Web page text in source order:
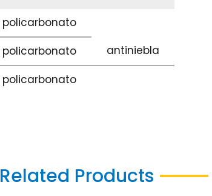
policarbonato
policarbonato
antiniebla
policarbonato
Related Products